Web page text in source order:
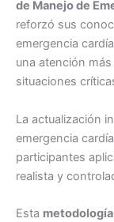
de Manejo de
reforzó sus
emergencia
una atención
situaciones
La actualización
emergencia
participantes
realista y
Esta